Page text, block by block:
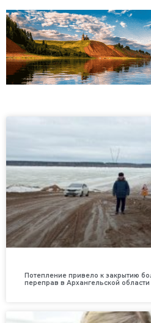
Потепление привело к закрытию
переправ в Архангельской области